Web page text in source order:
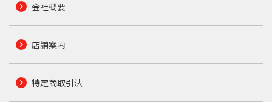
会社概要
店舗案内
特定商取引法